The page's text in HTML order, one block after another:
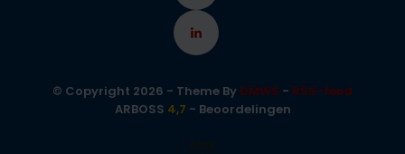
© Copyright 2026 - Theme By DMWS - RSS-feed
ARBOSS 4,7 - Beoordelingen